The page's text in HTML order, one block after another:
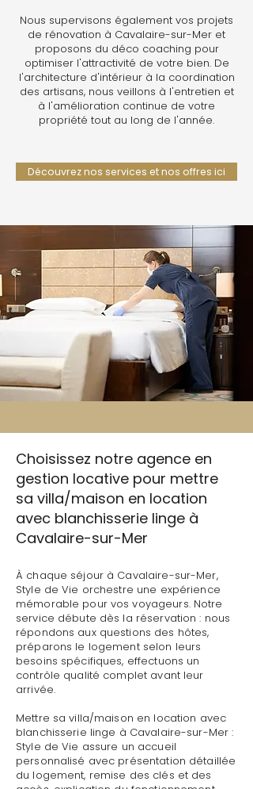
Nous supervisons également vos projets
de rénovation à Cavalaire-sur-Mer et
proposons du déco coaching pour
optimiser l'attractivité de votre bien. De
l'architecture d'intérieur à la coordination
des artisans, nous veillons à l'entretien et
à l'amélioration continue de votre
propriété tout au long de l'année.
Découvrez nos services et nos offres ici
Choisissez notre agence en
gestion locative pour mettre
sa villa/maison en location
avec blanchisserie linge à
Cavalaire-sur-Mer
À chaque séjour à Cavalaire-sur-Mer,
Style de Vie orchestre une expérience
mémorable pour vos voyageurs. Notre
service débute dès la réservation : nous
répondons aux questions des hôtes,
préparons le logement selon leurs
besoins spécifiques, effectuons un
contrôle qualité complet avant leur
arrivée.
Mettre sa villa/maison en location avec
blanchisserie linge à Cavalaire-sur-Mer :
Style de Vie assure un accueil
personnalisé avec présentation détaillée
du logement, remise des clés et des